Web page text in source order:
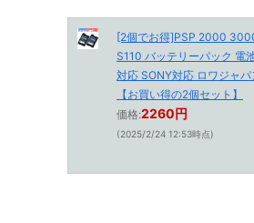
[2個でお得]PSP 2000
S110 バッテリーパック 電
対応 SONY対応 ロワジャパ
【お買い得の2個セット】
価格:2260円
(2025/2/24 12:53時点)